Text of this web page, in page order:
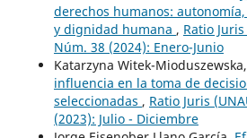
derechos humanos:
y dignidad humana , Ratio
Núm. 38 (2024): Enero-Junio
Katarzyna Witek-Mioduszewska,
influencia en la toma de
seleccionadas , Ratio Juris
(2023): Julio - Diciembre